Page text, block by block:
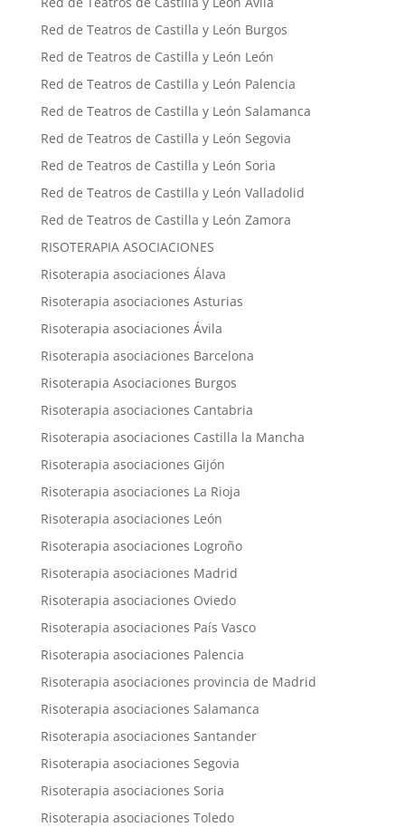
Red de Teatros de Castilla y León Burgos
Red de Teatros de Castilla y León León
Red de Teatros de Castilla y León Palencia
Red de Teatros de Castilla y León Salamanca
Red de Teatros de Castilla y León Segovia
Red de Teatros de Castilla y León Soria
Red de Teatros de Castilla y León Valladolid
Red de Teatros de Castilla y León Zamora
RISOTERAPIA ASOCIACIONES
Risoterapia asociaciones Álava
Risoterapia asociaciones Asturias
Risoterapia asociaciones Ávila
Risoterapia asociaciones Barcelona
Risoterapia Asociaciones Burgos
Risoterapia asociaciones Cantabria
Risoterapia asociaciones Castilla la Mancha
Risoterapia asociaciones Gijón
Risoterapia asociaciones La Rioja
Risoterapia asociaciones León
Risoterapia asociaciones Logroño
Risoterapia asociaciones Madrid
Risoterapia asociaciones Oviedo
Risoterapia asociaciones País Vasco
Risoterapia asociaciones Palencia
Risoterapia asociaciones provincia de Madrid
Risoterapia asociaciones Salamanca
Risoterapia asociaciones Santander
Risoterapia asociaciones Segovia
Risoterapia asociaciones Soria
Risoterapia asociaciones Toledo